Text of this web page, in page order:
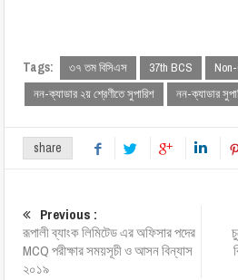
Tags: ৩৭ তম বিসিএস 37th BCS
নন-ক্যাডার ২য় শ্রেণীতে সুপারিশ
নন-ক্যাডার
share
Previous :
রূপালী ব্যাংক লিমিটেড এর অফিসার পদের
MCQ পরীক্ষার সময়সূচী ও আসন বিন্যাস
২০১৯